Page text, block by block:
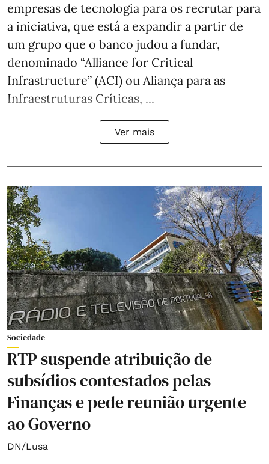
empresas de tecnologia para os recrutar para
a iniciativa, que está a expandir a partir de
um grupo que o banco judou a fundar,
denominado “Alliance for Critical
Infrastructure” (ACI) ou Aliança para as
Infraestruturas Críticas, ...
Ver mais
Sociedade
RTP suspende atribuição de
subsídios contestados pelas
Finanças e pede reunião urgente
ao Governo
DN/Lusa